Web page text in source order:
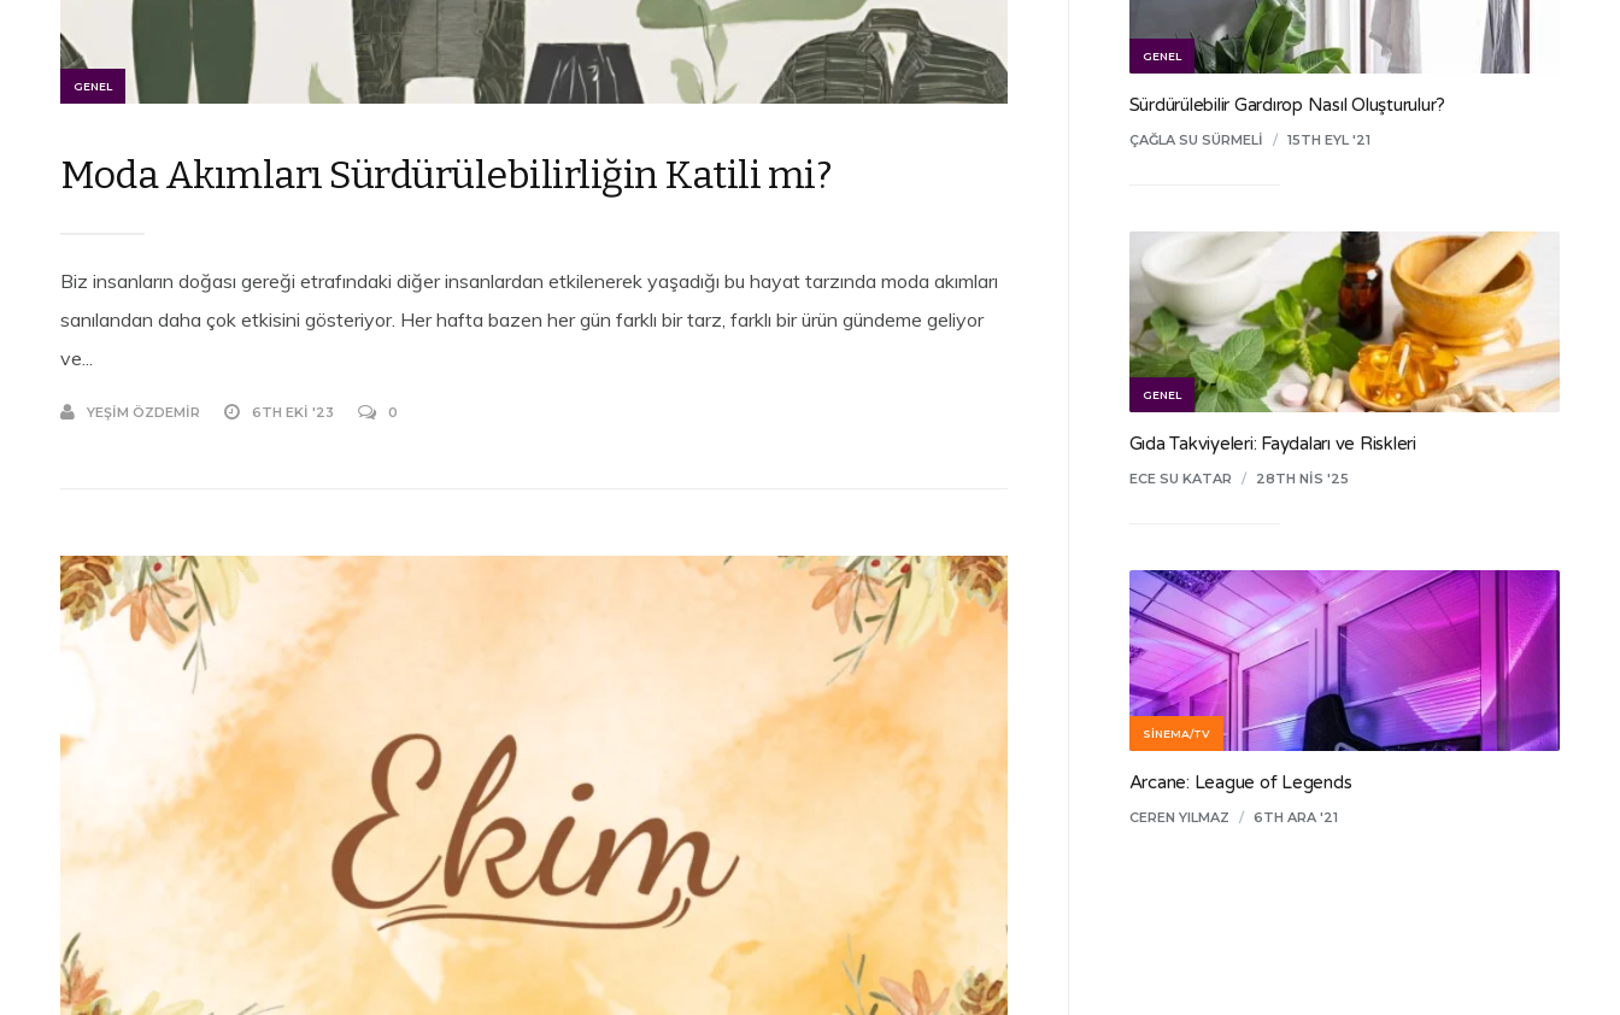
GENEL
Moda Akımları Sürdürülebilirliğin Katili mi?
Biz insanların doğası gereği etrafındaki diğer insanlardan etkilenerek yaşadığı bu hayat tarzında moda akımları
sanılandan daha çok etkisini gösteriyor. Her hafta bazen her gün farklı bir tarz, farklı bir ürün gündeme geliyor
ve...
YEŞIM ÖZDEMIR 6TH EKI '23 0
GENEL
Sürdürülebilir Gardırop Nasıl Oluşturulur?
ÇAĞLA SU SÜRMELI / 15TH EYL '21
GENEL
Gıda Takviyeleri: Faydaları ve Riskleri
ECE SU KATAR / 28TH NIS '25
SINEMA/TV
Arcane: League of Legends
CEREN YILMAZ / 6TH ARA '21